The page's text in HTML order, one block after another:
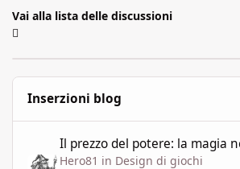
Vai alla lista delle discussioni
Inserzioni blog
Il prezzo del potere: la magia
Hero81 in Design di giochi